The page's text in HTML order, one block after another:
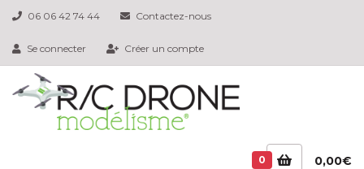
06 06 42 74 44 Contactez-nous
Se connecter Créer un compte
0 0,00€